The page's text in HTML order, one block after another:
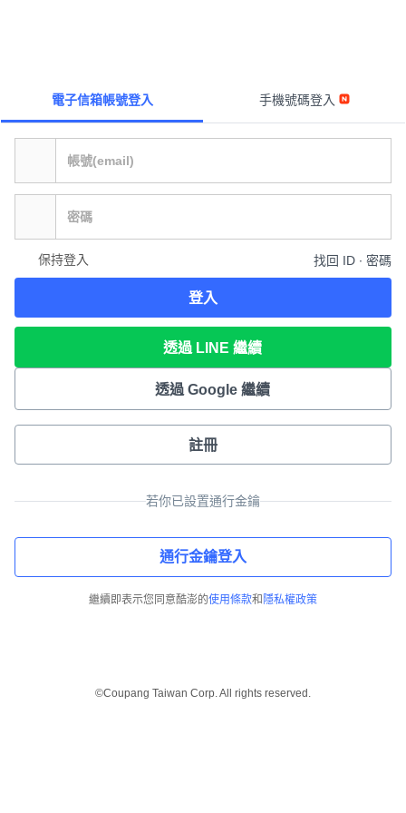
電子信箱帳號登入 手機號碼登入
保持登入 找回 ID ∙ 密碼
登入
透過 LINE 繼續
透過 Google 繼續
註冊
若你已設置通行金鑰
通行金鑰登入
繼續即表示您同意酷澎的使用條款和 隱私權政策
©Coupang Taiwan Corp. All rights reserved.